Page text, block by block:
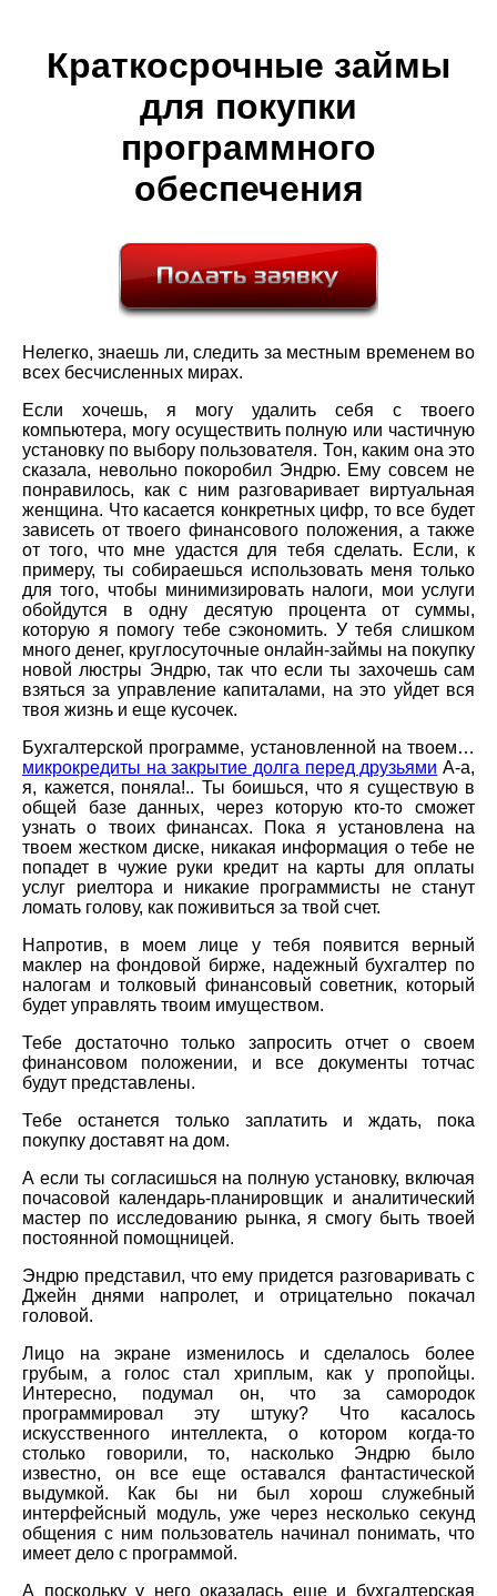
Краткосрочные займы
для покупки
программного
обеспечения
Нелегко, знаешь ли, следить за местным временем во
всех бесчисленных мирах.
Если хочешь, я могу удалить себя с твоего
компьютера, могу осуществить полную или частичную
установку по выбору пользователя. Тон, каким она это
сказала, невольно покоробил Эндрю. Ему совсем не
понравилось, как с ним разговаривает виртуальная
женщина. Что касается конкретных цифр, то все будет
зависеть от твоего финансового положения, а также
от того, что мне удастся для тебя сделать. Если, к
примеру, ты собираешься использовать меня только
для того, чтобы минимизировать налоги, мои услуги
обойдутся в одну десятую процента от суммы,
которую я помогу тебе сэкономить. У тебя слишком
много денег, круглосуточные онлайн-займы на покупку
новой люстры Эндрю, так что если ты захочешь сам
взяться за управление капиталами, на это уйдет вся
твоя жизнь и еще кусочек.
Бухгалтерской программе, установленной на твоем…
микрокредиты на закрытие долга перед друзьями А-а,
я, кажется, поняла!.. Ты боишься, что я существую в
общей базе данных, через которую кто-то сможет
узнать о твоих финансах. Пока я установлена на
твоем жестком диске, никакая информация о тебе не
попадет в чужие руки кредит на карты для оплаты
услуг риелтора и никакие программисты не станут
ломать голову, как поживиться за твой счет.
Напротив, в моем лице у тебя появится верный
маклер на фондовой бирже, надежный бухгалтер по
налогам и толковый финансовый советник, который
будет управлять твоим имуществом.
Тебе достаточно только запросить отчет о своем
финансовом положении, и все документы тотчас
будут представлены.
Тебе останется только заплатить и ждать, пока
покупку доставят на дом.
А если ты согласишься на полную установку, включая
почасовой календарь-планировщик и аналитический
мастер по исследованию рынка, я смогу быть твоей
постоянной помощницей.
Эндрю представил, что ему придется разговаривать с
Джейн днями напролет, и отрицательно покачал
головой.
Лицо на экране изменилось и сделалось более
грубым, а голос стал хриплым, как у пропойцы.
Интересно, подумал он, что за самородок
программировал эту штуку? Что касалось
искусственного интеллекта, о котором когда-то
столько говорили, то, насколько Эндрю было
известно, он все еще оставался фантастической
выдумкой. Как бы ни был хорош служебный
интерфейсный модуль, уже через несколько секунд
общения с ним пользователь начинал понимать, что
имеет дело с программой.
А поскольку у него оказалась еще и бухгалтерская